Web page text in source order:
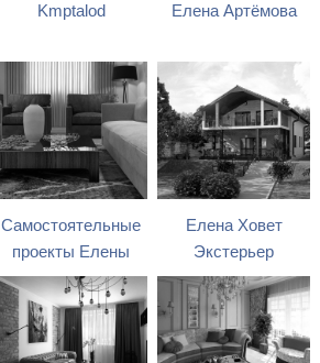
Kmptalod Елена Артёмова
Самостоятельные
проекты Елены
Елена Ховет
Экстерьер